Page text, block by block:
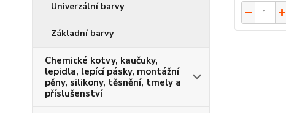
Univerzální barvy
Základní barvy
Chemické kotvy, kaučuky,
lepidla, lepící pásky, montážní
pěny, silikony, těsnění, tmely a
příslušenství